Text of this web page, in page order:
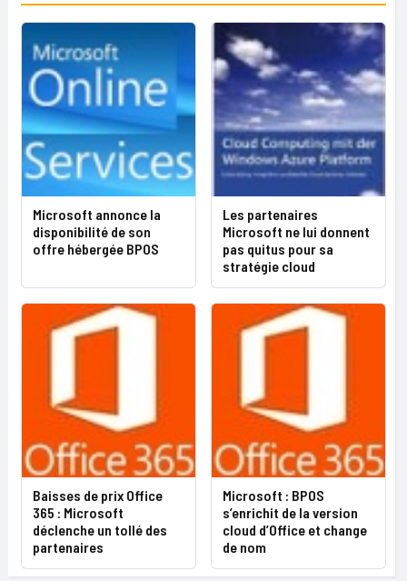
Microsoft annonce la
disponibilité de son
offre hébergée BPOS
Les partenaires
Microsoft ne lui donnent
pas quitus pour sa
stratégie cloud
Baisses de prix Office
365 : Microsoft
déclenche un tollé des
partenaires
Microsoft : BPOS
s’enrichit de la version
cloud d’Office et change
de nom